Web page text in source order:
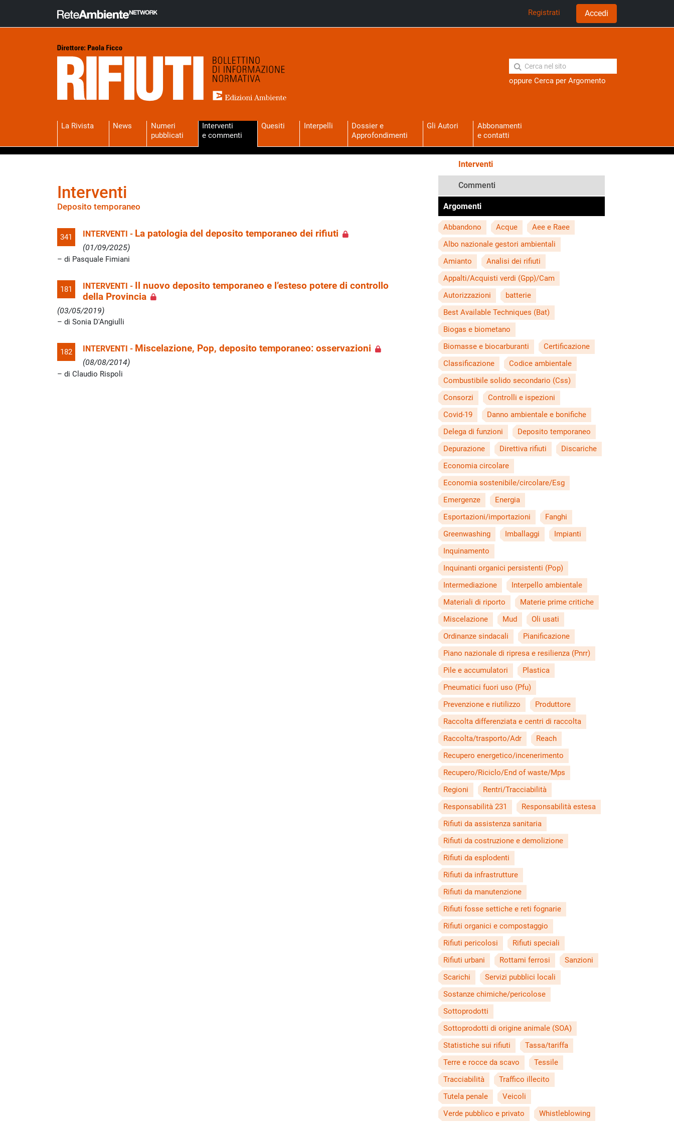
Registrati Accedi
oppure Cerca per Argomento
La Rivista News
Numeri
pubblicati
Interventi
e commenti
Quesiti Interpelli
Dossier e
Approfondimenti
Gli Autori
Abbonamenti
e contatti
Interventi
Deposito temporaneo
341 INTERVENTI - La patologia del deposito temporaneo dei rifiuti
(01/09/2025)
di Pasquale Fimiani
181 INTERVENTI -
Il nuovo deposito temporaneo e l’esteso potere di controllo
della Provincia
(03/05/2019)
di Sonia D'Angiulli
182 INTERVENTI - Miscelazione, Pop, deposito temporaneo: osservazioni
(08/08/2014)
di Claudio Rispoli
Interventi
Commenti
Argomenti
Abbandono Acque
Aee e Raee
Albo nazionale gestori ambientali
Amianto
Analisi dei rifiuti
Appalti/Acquisti verdi (Gpp)/Cam
Autorizzazioni
batterie
Best Available Techniques (Bat)
Biogas e biometano
Biomasse e biocarburanti
Certificazione
Classificazione
Codice ambientale
Combustibile solido secondario (Css)
Consorzi
Controlli e ispezioni
Covid-19
Danno ambientale e bonifiche
Delega di funzioni
Deposito temporaneo
Depurazione
Direttiva rifiuti
Discariche
Economia circolare
Economia sostenibile/circolare/Esg
Emergenze
Energia
Esportazioni/importazioni
Fanghi
Greenwashing
Imballaggi
Impianti
Inquinamento
Inquinanti organici persistenti (Pop)
Intermediazione
Interpello ambientale
Materiali di riporto
Materie prime critiche
Miscelazione
Mud
Oli usati
Ordinanze sindacali
Pianificazione
Piano nazionale di ripresa e resilienza (Pnrr)
Pile e accumulatori
Plastica
Pneumatici fuori uso (Pfu)
Prevenzione e riutilizzo
Produttore
Raccolta differenziata e centri di raccolta
Raccolta/trasporto/Adr
Reach
Recupero energetico/incenerimento
Recupero/Riciclo/End of waste/Mps
Regioni
Rentri/Tracciabilità
Responsabilità 231
Responsabilità estesa
Rifiuti da assistenza sanitaria
Rifiuti da costruzione e demolizione
Rifiuti da esplodenti
Rifiuti da infrastrutture
Rifiuti da manutenzione
Rifiuti fosse settiche e reti fognarie
Rifiuti organici e compostaggio
Rifiuti pericolosi
Rifiuti speciali
Rifiuti urbani
Rottami ferrosi
Sanzioni
Scarichi
Servizi pubblici locali
Sostanze chimiche/pericolose
Sottoprodotti
Sottoprodotti di origine animale (SOA)
Statistiche sui rifiuti
Tassa/tariffa
Terre e rocce da scavo
Tessile
Tracciabilità
Traffico illecito
Tutela penale
Veicoli
Verde pubblico e privato
Whistleblowing